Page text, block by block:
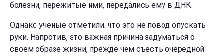
болезни, пережитые ими, передались ему в ДНК.
Однако ученые отметили, что это не повод опускать
руки. Напротив, это важная причина задуматься о
своем образе жизни, прежде чем съесть очередной